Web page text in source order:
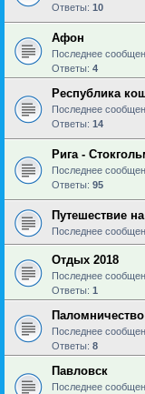
Ответы: 10
Афон
Последнее
Ответы: 4
Республика
Последнее
Ответы: 14
Рига -
Последнее
Ответы: 95
Путешествие
Последнее
Отдых 2018
Последнее
Ответы: 1
Последнее
Ответы: 8
Павловск
Последнее